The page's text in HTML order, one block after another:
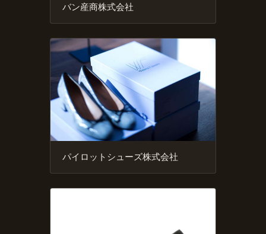
バン産商株式会社
パイロットシューズ株式会社